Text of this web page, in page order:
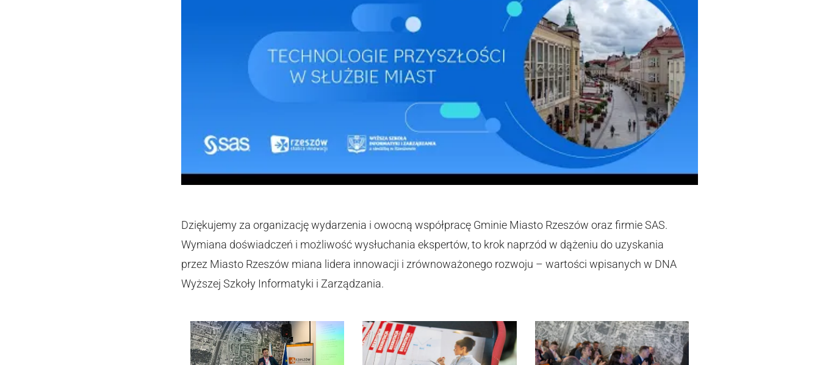
Dziękujemy za organizację wydarzenia i owocną współpracę Gminie Miasto Rzeszów oraz firmie SAS.
Wymiana doświadczeń i możliwość wysłuchania ekspertów, to krok naprzód w dążeniu do uzyskania
przez Miasto Rzeszów miana lidera innowacji i zrównoważonego rozwoju – wartości wpisanych w DNA
Wyższej Szkoły Informatyki i Zarządzania.